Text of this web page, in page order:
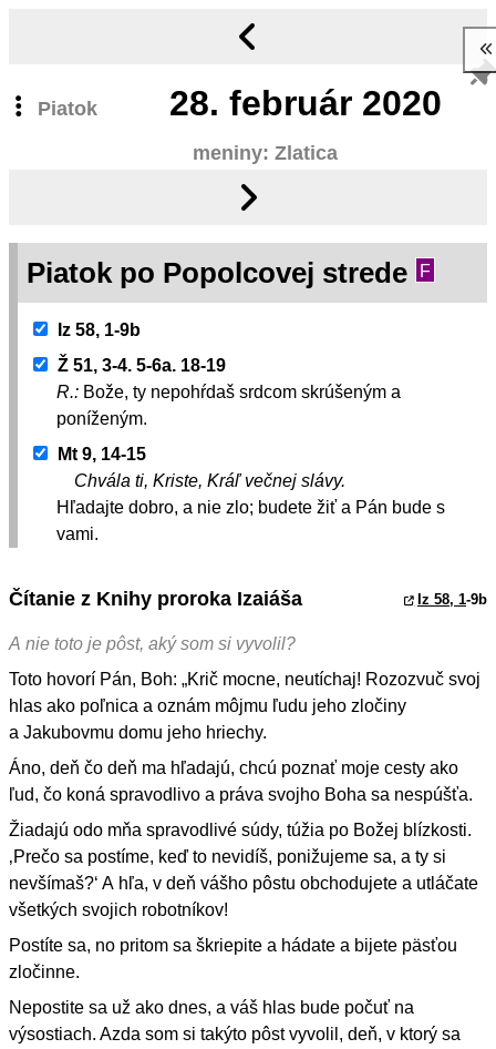
Piatok 28. február 2020
meniny: Zlatica
Piatok po Popolcovej strede F
Iz 58, 1-9b
Ž 51, 3-4. 5-6a. 18-19
R.: Bože, ty nepohŕdaš srdcom skrúšeným a
poníženým.
Mt 9, 14-15
Chvála ti, Kriste, Kráľ večnej slávy.
Hľadajte dobro, a nie zlo; budete žiť a Pán bude s
vami.
Čítanie z Knihy proroka Izaiáša Iz 58, 1-9b
A nie toto je pôst, aký som si vyvolil?
Toto hovorí Pán, Boh: „Krič mocne, neutíchaj! Rozozvuč svoj
hlas ako poľnica a oznám môjmu ľudu jeho zločiny
a Jakubovmu domu jeho hriechy.
Áno, deň čo deň ma hľadajú, chcú poznať moje cesty ako
ľud, čo koná spravodlivo a práva svojho Boha sa nespúšťa.
Žiadajú odo mňa spravodlivé súdy, túžia po Božej blízkosti.
‚Prečo sa postíme, keď to nevidíš, ponižujeme sa, a ty si
nevšímaš?‘ A hľa, v deň vášho pôstu obchodujete a utláčate
všetkých svojich robotníkov!
Postíte sa, no pritom sa škriepite a hádate a bijete päsťou
zločinne.
Nepostite sa už ako dnes, a váš hlas bude počuť na
výsostiach. Azda som si takýto pôst vyvolil, deň, v ktorý sa